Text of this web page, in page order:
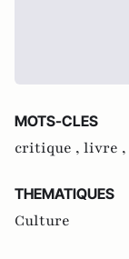
MOTS-CLES
critique , livre ,
THEMATIQUES
Culture